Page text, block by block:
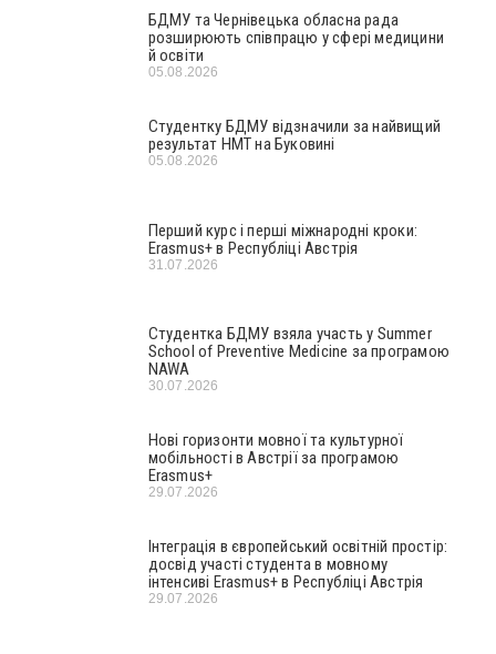
БДМУ та Чернівецька обласна рада
розширюють співпрацю у сфері медицини
й освіти
05.08.2026
Студентку БДМУ відзначили за найвищий
результат НМТ на Буковині
05.08.2026
Перший курс і перші міжнародні кроки:
Erasmus+ в Республіці Австрія
31.07.2026
Студентка БДМУ взяла участь у Summer
School of Preventive Medicine за програмою
NAWA
30.07.2026
Нові горизонти мовної та культурної
мобільності в Австрії за програмою
Erasmus+
29.07.2026
Інтеграція в європейський освітній простір:
досвід участі студента в мовному
інтенсиві Erasmus+ в Республіці Австрія
29.07.2026